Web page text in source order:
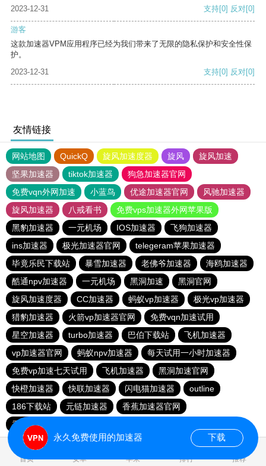
2023-12-31 支持[0] 反对[0]
游客
这款加速器VPM应用程序已经为我们带来了无限的隐私保护和安全性保
护。
2023-12-31
支持[0] 反对[0]
友情链接
网站地图 QuickQ 旋风加速度器 旋风
旋风加速
坚果加速器
tiktok加速器
狗急加速器官网
免费vqn外网加速
小蓝鸟 优途加速器官网
风驰加速器
旋风加速器
八戒看书
免费vps加速器外网苹果版
黑豹加速器
一元机场 IOS加速器
飞狗加速器
ins加速器
极光加速器官网
telegeram苹果加速器
毕竟乐民下载站
暴雪加速器 老佛爷加速器
海鸥加速器
酷通npv加速器
一元机场 黑洞加速
黑洞官网
旋风加速度器
CC加速器 蚂蚁vp加速器
极光vp加速器
猎豹加速器
火箭vp加速器官网
免费vqn加速试用
星空加速器
turbo加速器 巴伯下载站
飞机加速器
vp加速器官网
蚂蚁npv加速器
每天试用一小时加速器
免费vp加速七天试用
飞机加速器
黑洞加速官网
快橙加速器
快联加速器 闪电猫加速器
outline
186下载站
元链加速器
香蕉加速器官网
香蕉加速器官网正版
首页 安卓 苹果 排行 推荐
永久免费使用的加速器 下载
0.749112s